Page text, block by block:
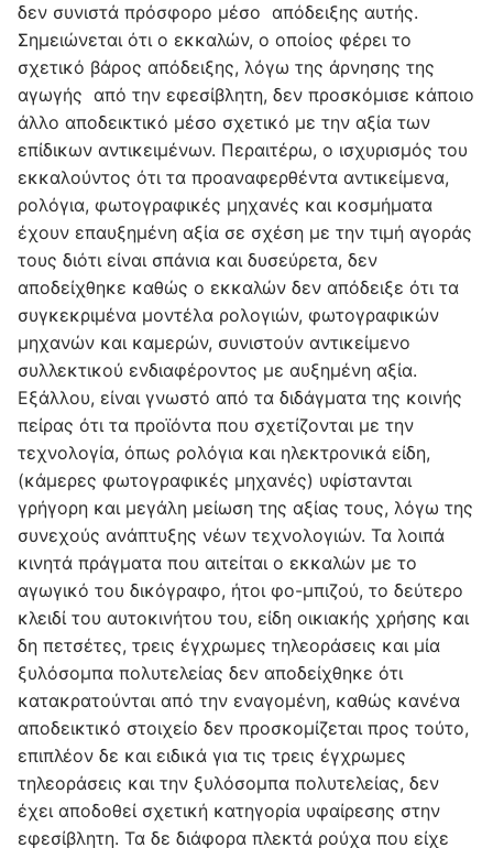
δεν συνιστά πρόσφορο μέσο απόδειξης αυτής.
Σημειώνεται ότι ο εκκαλών, ο οποίος φέρει το
σχετικό βάρος απόδειξης, λόγω της άρνησης της
αγωγής από την εφεσίβλητη, δεν προσκόμισε κάποιο
άλλο αποδεικτικό μέσο σχετικό με την αξία των
επίδικων αντικειμένων. Περαιτέρω, ο ισχυρισμός του
εκκαλούντος ότι τα προαναφερθέντα αντικείμενα,
ρολόγια, φωτογραφικές μηχανές και κοσμήματα
έχουν επαυξημένη αξία σε σχέση με την τιμή αγοράς
τους διότι είναι σπάνια και δυσεύρετα, δεν
αποδείχθηκε καθώς ο εκκαλών δεν απόδειξε ότι τα
συγκεκριμένα μοντέλα ρολογιών, φωτογραφικών
μηχανών και καμερών, συνιστούν αντικείμενο
συλλεκτικού ενδιαφέροντος με αυξημένη αξία.
Εξάλλου, είναι γνωστό από τα διδάγματα της κοινής
πείρας ότι τα προϊόντα που σχετίζονται με την
τεχνολογία, όπως ρολόγια και ηλεκτρονικά είδη,
(κάμερες φωτογραφικές μηχανές) υφίστανται
γρήγορη και μεγάλη μείωση της αξίας τους, λόγω της
συνεχούς ανάπτυξης νέων τεχνολογιών. Τα λοιπά
κινητά πράγματα που αιτείται ο εκκαλών με το
αγωγικό του δικόγραφο, ήτοι φο-μπιζού, το δεύτερο
κλειδί του αυτοκινήτου του, είδη οικιακής χρήσης και
δη πετσέτες, τρεις έγχρωμες τηλεοράσεις και μία
ξυλόσομπα πολυτελείας δεν αποδείχθηκε ότι
κατακρατούνται από την εναγομένη, καθώς κανένα
αποδεικτικό στοιχείο δεν προσκομίζεται προς τούτο,
επιπλέον δε και ειδικά για τις τρεις έγχρωμες
τηλεοράσεις και την ξυλόσομπα πολυτελείας, δεν
έχει αποδοθεί σχετική κατηγορία υφαίρεσης στην
εφεσίβλητη. Τα δε διάφορα πλεκτά ρούχα που είχε